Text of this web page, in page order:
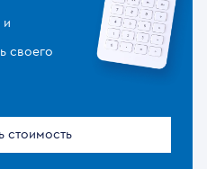
и
своего
стоимость